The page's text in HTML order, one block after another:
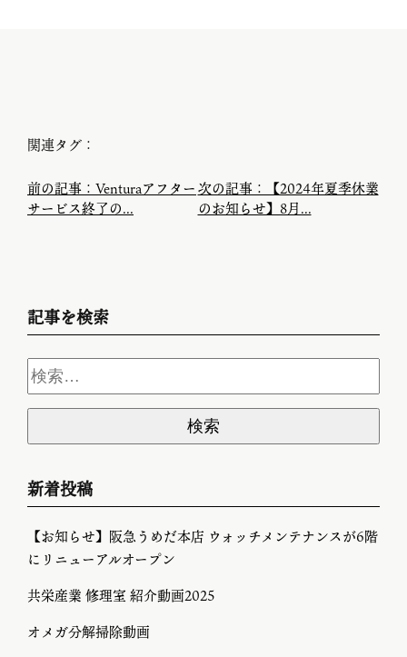
関連タグ：
前の記事：Venturaアフター
サービス終了の...
次の記事：【2024年夏季休業
のお知らせ】8月...
記事を検索
新着投稿
【お知らせ】阪急うめだ本店 ウォッチメンテナンスが6階
にリニューアルオープン
共栄産業 修理室 紹介動画2025
オメガ分解掃除動画